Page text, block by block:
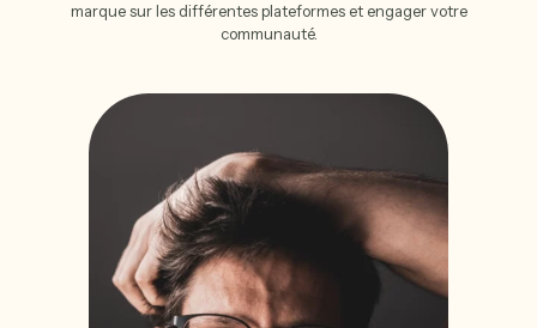
marque sur les différentes plateformes et engager votre
communauté.